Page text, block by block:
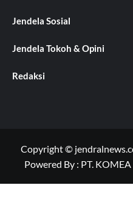
Jendela Sosial
Jendela Tokoh & Opini
Redaksi
Copyright ©
Powered By : PT. KOMEA